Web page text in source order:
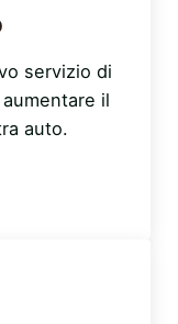
servizio di
il
auto.